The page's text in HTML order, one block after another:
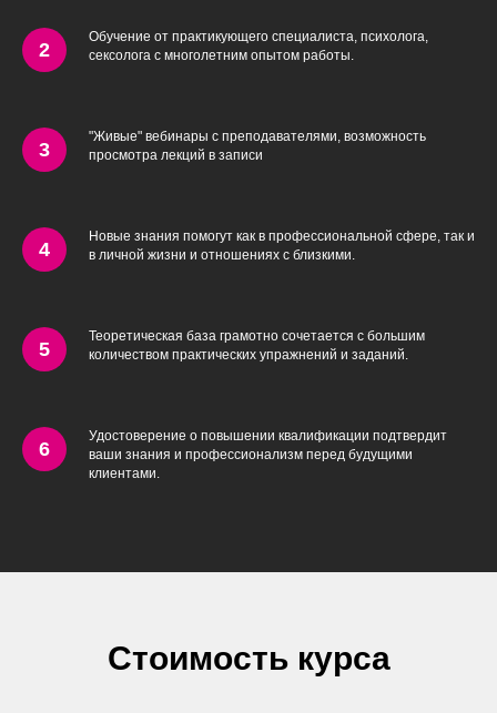
Обучение от практикующего специалиста, психолога,
сексолога с многолетним опытом работы.
"Живые" вебинары с преподавателями, возможность
просмотра лекций в записи
Новые знания помогут как в профессиональной сфере, так и
в личной жизни и отношениях с близкими.
Теоретическая база грамотно сочетается с большим
количеством практических упражнений и заданий.
Удостоверение о повышении квалификации подтвердит
ваши знания и профессионализм перед будущими
клиентами.
Стоимость курса